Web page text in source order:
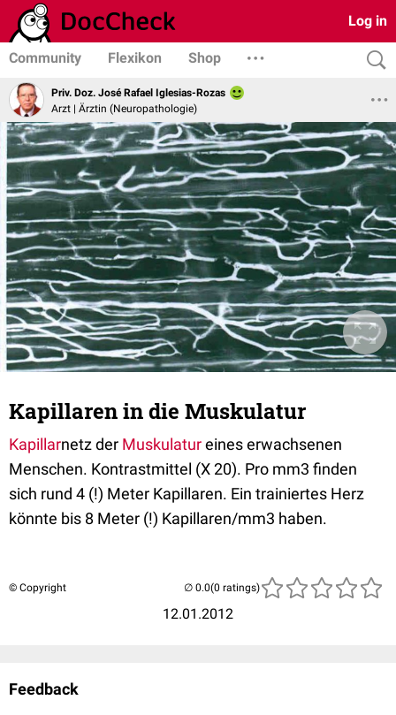
Log in
Community Flexikon Shop
Priv. Doz. José Rafael Iglesias-Rozas
Arzt | Ärztin (Neuropathologie)
Kapillaren in die Muskulatur
Kapillarnetz der Muskulatureines erwachsenen
Menschen. Kontrastmittel (X 20). Pro mm3 finden
sich rund 4 (!) Meter Kapillaren. Ein trainiertes Herz
könnte bis 8 Meter (!) Kapillaren/mm3 haben.
© Copyright
12.01.2012
(0 ratings)
Feedback